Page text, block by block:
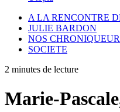
A LA RENCONTRE
JULIE BARDON
NOS
SOCIETE
2 minutes de lecture
Marie-